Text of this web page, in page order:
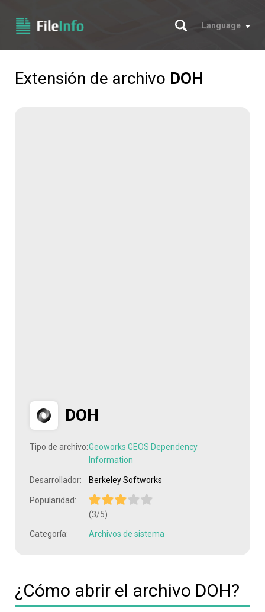
Buscar
Language
Extensión de archivo DOH
DOH
Tipo de archivo:Geoworks GEOS Dependency
Information
Desarrollador: Berkeley Softworks
Popularidad:
(3/5)
Categoría: Archivos de sistema
¿Cómo abrir el archivo DOH?